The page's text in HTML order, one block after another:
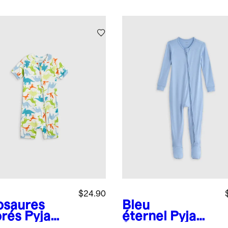
Pyjama
$24.90
Bleu
éternel
Pyjama